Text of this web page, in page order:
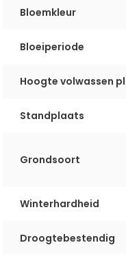
Bloemkleur
Bloeiperiode
Hoogte volwassen
Standplaats
Grondsoort
Winterhardheid
Droogtebestendig